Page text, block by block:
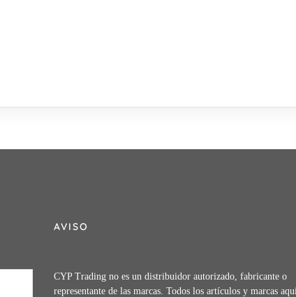
AVISO
CYP Trading no es un distribuidor autorizado, fabricante o
representante de las marcas. Todos los artículos y marcas